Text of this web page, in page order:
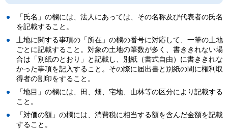
「氏名」の欄には、法人にあっては、その名称及び代表者の氏名
を記載すること。
土地に関する事項の「所在」の欄の番号に対応して、一筆の土地
ごとに記載すること。対象の土地の筆数が多く、書ききれない場
合は「別紙のとおり」と記載し、別紙（書式自由）に書ききれな
かった事項を記入すること。その際に届出書と別紙の間に権利取
得者の割印をすること。
「地目」の欄には、田、畑、宅地、山林等の区分により記載する
こと。
「対価の額」の欄には、消費税に相当する額を含んだ金額を記載
すること。